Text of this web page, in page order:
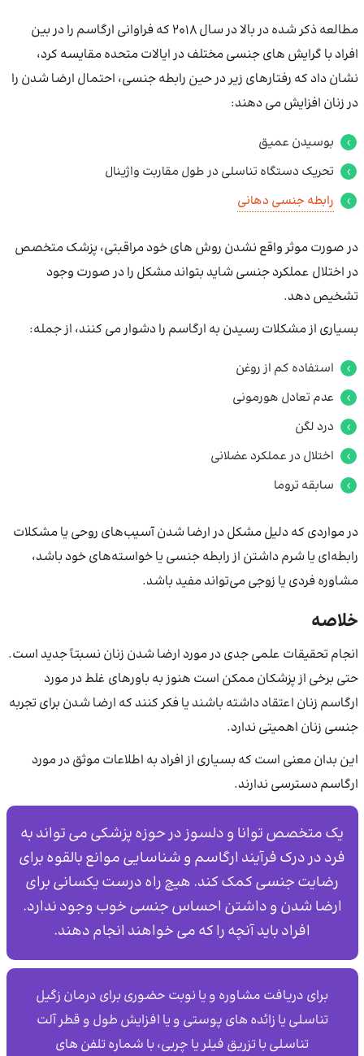
مطالعه ذکر شده در بالا در سال 2018 که فراوانی ارگاسم را در بین
افراد با گرایش های جنسی مختلف در ایالات متحده مقایسه کرد،
نشان داد که رفتارهای زیر در حین رابطه جنسی، احتمال ارضا شدن را
در زنان افزایش می دهند:
بوسیدن عمیق
تحریک دستگاه تناسلی در طول مقاربت واژینال
رابطه جنسی دهانی
در صورت موثر واقع نشدن روش های خود مراقبتی، پزشک متخصص
در اختلال عملکرد جنسی شاید بتواند مشکل را در صورت وجود
تشخیص دهد.
بسیاری از مشکلات رسیدن به ارگاسم را دشوار می کنند، از جمله:
استفاده کم از روغن
عدم تعادل هورمونی
درد لگن
اختلال در عملکرد عضلانی
سابقه تروما
در مواردی که دلیل مشکل در ارضا شدن آسیب‌های روحی یا مشکلات
رابطه‌ای یا شرم داشتن از رابطه جنسی یا خواسته‌های خود باشد،
مشاوره فردی یا زوجی می‌تواند مفید باشد.
خلاصه
انجام تحقیقات علمی جدی در مورد ارضا شدن زنان نسبتاً جدید است.
حتی برخی از پزشکان ممکن است هنوز به باورهای غلط در مورد
ارگاسم زنان اعتقاد داشته باشند یا فکر کنند که ارضا شدن برای تجربه
جنسی زنان اهمیتی ندارد.
این بدان معنی است که بسیاری از افراد به اطلاعات موثق در مورد
ارگاسم دسترسی ندارند.
یک متخصص توانا و دلسوز در حوزه پزشکی می تواند به
فرد در درک فرآیند ارگاسم و شناسایی موانع بالقوه برای
رضایت جنسی کمک کند. هیچ راه درست یکسانی برای
ارضا شدن و داشتن احساس جنسی خوب وجود ندارد.
افراد باید آنچه را که می خواهند انجام دهند.
برای دریافت مشاوره و یا نوبت حضوری برای درمان زگیل
تناسلی یا زائده های پوستی و یا افزایش طول و قطر آلت
تناسلی با تزریق فیلر یا چربی، با شماره تلفن های